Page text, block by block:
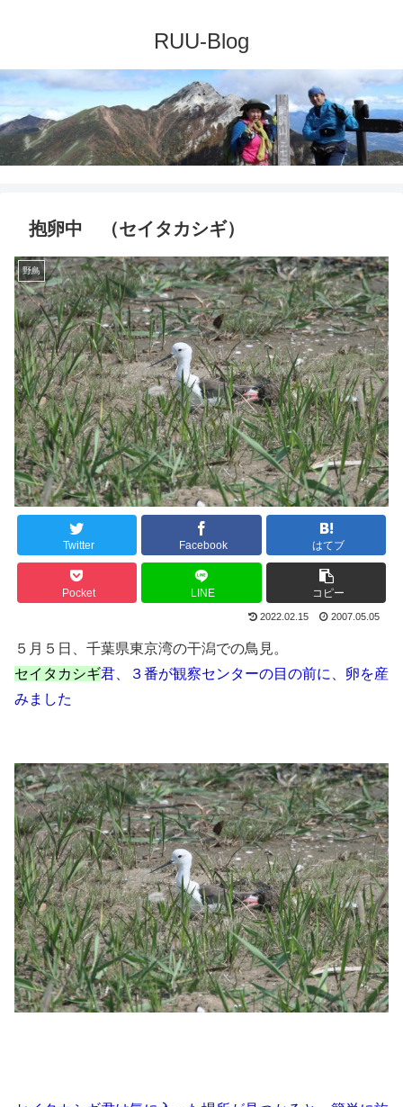
抱卵中 （セイタカシギ）
野鳥
Twitter Facebook はてブ
Pocket LINE コピー
2022.02.15 2007.05.05
５月５日、千葉県東京湾の干潟での鳥見。
セイタカシギ君、３番が観察センターの目の前に、卵を産
みました